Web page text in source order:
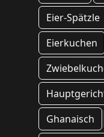
Eier-Spätzle
Eierkuchen
Ghanaisch